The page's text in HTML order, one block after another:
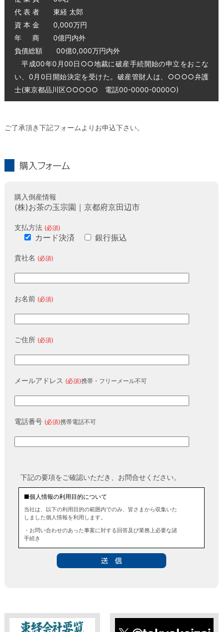
代 表 者 東経 太郎
資 本 金 0,000万円
年 商 0億円内外
負債総額 00億0,000万円内外
平成00年0月00日○○地裁に破産手続開始の申立をおこな
い、0月0日開始決定を受けた。破産管財人は、○○○○弁護
士(東京都品川区○○○○○ 電話00-0000-0000○)
ご了承頂き下記フォームよりお申込下さい。
購入倒産情報
(株)お茶の玉宗園｜京都府京田辺市
支払方法 (必須)
カード決済 銀行振込
貴社名 (必須)
お名前 (必須)
ご住所 (必須)
メールアドレス (必須)携帯・フリーメール不可
電話番号 (必須)携帯電話不可
下記の要項をご確認いただき、お問合せください。
■個人情報の利用目的について
当社は、以下の利用目的の範囲内でのみ、皆さまから収集いた
しました個人情報を利用します。
・お問い合わせのあった事案に対する回答及び業務上必要な諸
手続き
■個人情報の第三者提供について
■ 個人情報提供の任意性及び留意点
個人情報のご提供は任意ですが、必要な個人情報をご提供いた